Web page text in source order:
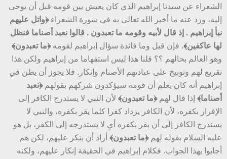
الشعراء عن سيدنا إبراهيم الذي كان يعيش بين قومه قبل أن يوحى
إليه، ورد عنه ما أخبر الله تعالى به في سورة الشعراء﴿واتل عليهم
نبأ إبراهيم . إذ قال لأبيه وقومه ما تعبدون . قالوا نعبد أصناما فنظل
لها عاكفين﴾. فإن قيل وما فائدة سؤال إبراهيم لقومه﴿ما تعبدون﴾
وهو العالم بحالهم ؟؟ قلنا هذا ليس استفهاما من إبراهيم ولكن هذا
تقريع لهم وتوبيخ على عبادتهم الأصنام وإنكار. فلا يجوز أن يظن في
إبراهيم أنه كان يعلم أن قومه سيؤكدون شركهم بقولهم﴿نعبد
أصناما﴾ إذا قال لهم﴿ما تعبدون﴾ لأن النبي لا يستدرج الكافر إلى
الإقرار بكفره، لأن الكافر يزداد كفرا كلما يقر بكفره، والنبي لا
يستدرج الكافر إلى أن يقر بكفره أي لا يستدرجه إلى الكفر، بل هو
عليه السلام بقوله لهم﴿ما تعبدون﴾ أراد أن ينكر عليهم، لكن هم
أجابوا بهذا الجواب. فكلام إبراهيم في الحقيقة إنكار عليهم، ولكنه